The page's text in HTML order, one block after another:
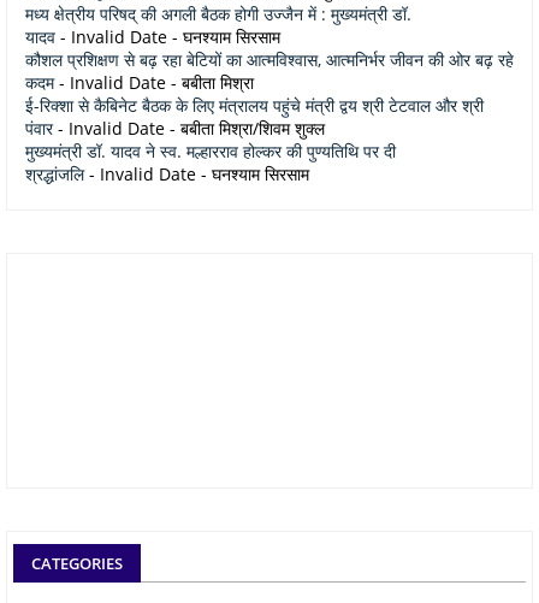
मध्य क्षेत्रीय परिषद् की अगली बैठक होगी उज्जैन में : मुख्यमंत्री डॉ.
यादव - Invalid Date - घनश्याम सिरसाम
कौशल प्रशिक्षण से बढ़ रहा बेटियों का आत्मविश्वास, आत्मनिर्भर जीवन की ओर बढ़ रहे
कदम- Invalid Date - बबीता मिश्रा
ई-रिक्शा से कैबिनेट बैठक के लिए मंत्रालय पहुंचे मंत्री द्वय श्री टेटवाल और श्री
पंवार- Invalid Date - बबीता मिश्रा/शिवम शुक्ल
मुख्यमंत्री डॉ. यादव ने स्व. मल्हारराव होल्कर की पुण्यतिथि पर दी
श्रद्धांजलि- Invalid Date - घनश्याम सिरसाम
CATEGORIES